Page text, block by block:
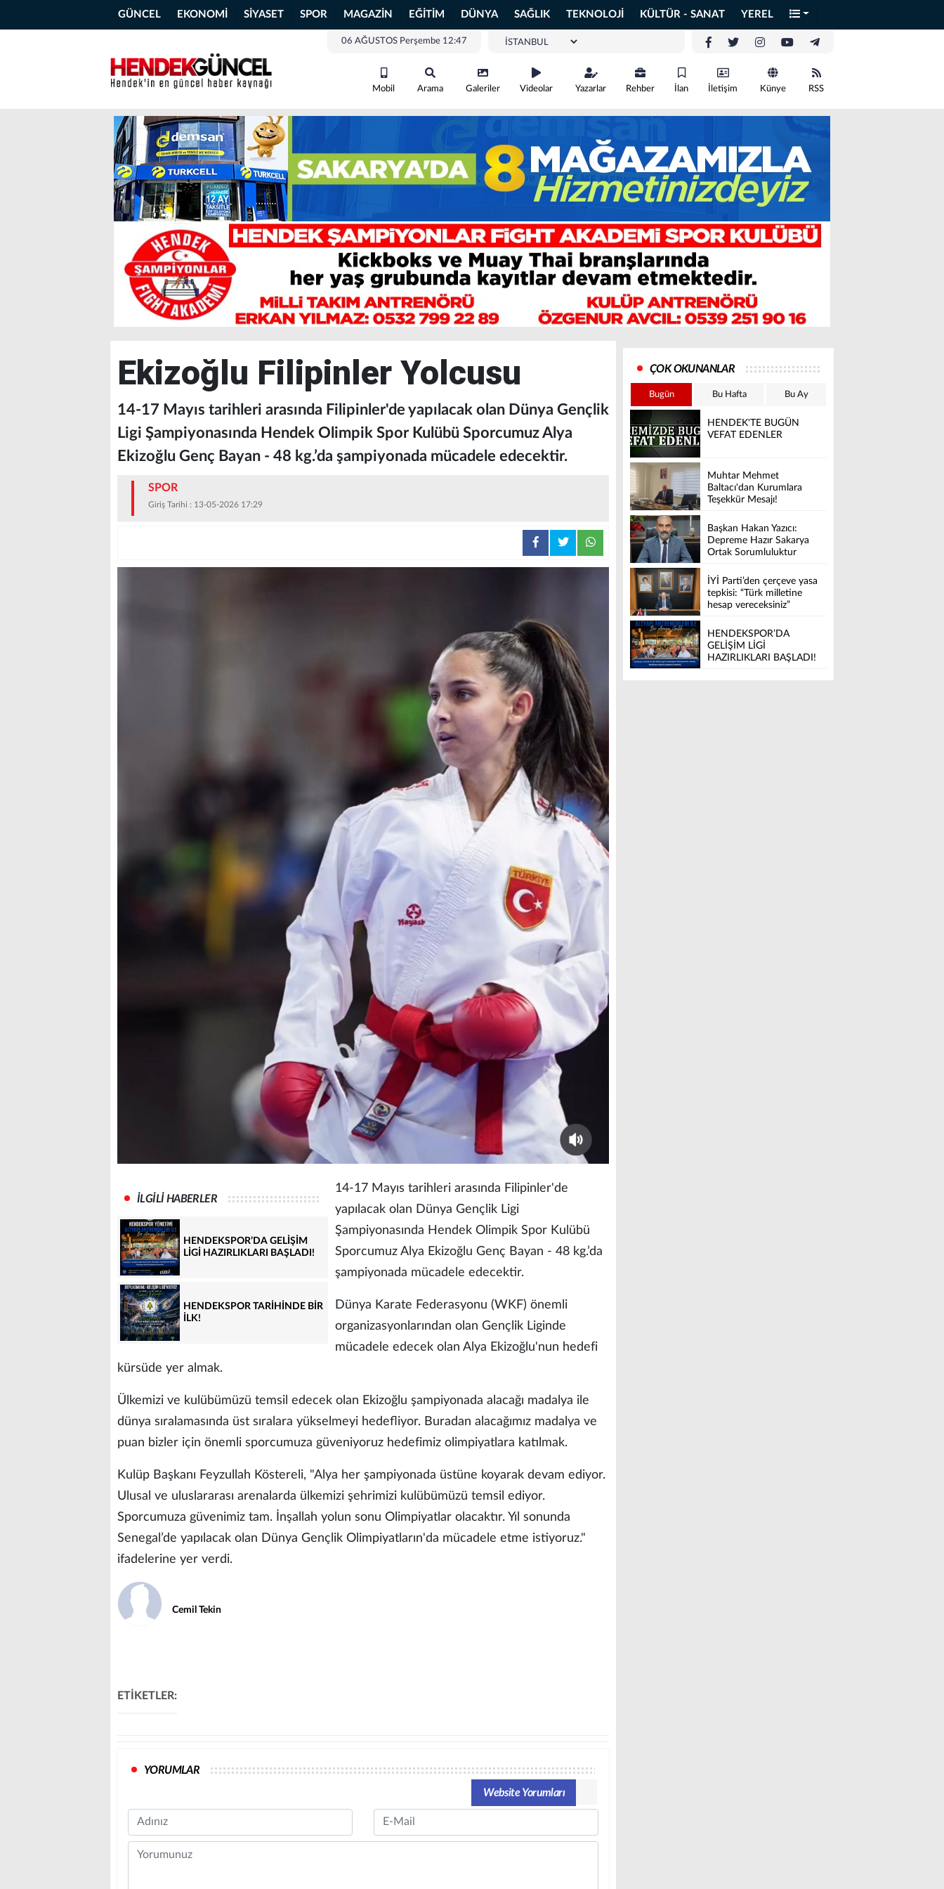
GÜNCEL EKONOMİ SİYASET SPOR MAGAZİN EĞİTİM DÜNYA SAĞLIK TEKNOLOJİ KÜLTÜR - SANAT YEREL
06 AĞUSTOS Perşembe 12:47
Mobil Arama Galeriler Videolar Yazarlar Rehber İlan İletişim Künye RSS
Ekizoğlu Filipinler Yolcusu
14-17 Mayıs tarihleri arasında Filipinler'de yapılacak olan Dünya Gençlik
Ligi Şampiyonasında Hendek Olimpik Spor Kulübü Sporcumuz Alya
Ekizoğlu Genç Bayan - 48 kg.’da şampiyonada mücadele edecektir.
SPOR
Giriş Tarihi : 13-05-2026 17:29
İLGİLİ HABERLER
HENDEKSPOR’DA GELİŞİM
LİGİ HAZIRLIKLARI BAŞLADI!
HENDEKSPOR TARİHİNDE BİR
İLK!
14-17 Mayıs tarihleri arasında Filipinler'de
yapılacak olan Dünya Gençlik Ligi
Şampiyonasında Hendek Olimpik Spor Kulübü
Sporcumuz Alya Ekizoğlu Genç Bayan - 48 kg.’da
şampiyonada mücadele edecektir.
Dünya Karate Federasyonu (WKF) önemli
organizasyonlarından olan Gençlik Liginde
mücadele edecek olan Alya Ekizoğlu'nun hedefi
kürsüde yer almak.
Ülkemizi ve kulübümüzü temsil edecek olan Ekizoğlu şampiyonada alacağı madalya ile
dünya sıralamasında üst sıralara yükselmeyi hedefliyor. Buradan alacağımız madalya ve
puan bizler için önemli sporcumuza güveniyoruz hedefimiz olimpiyatlara katılmak.
Kulüp Başkanı Feyzullah Köstereli, "Alya her şampiyonada üstüne koyarak devam ediyor.
Ulusal ve uluslararası arenalarda ülkemizi şehrimizi kulübümüzü temsil ediyor.
Sporcumuza güvenimiz tam. İnşallah yolun sonu Olimpiyatlar olacaktır. Yıl sonunda
Senegal’de yapılacak olan Dünya Gençlik Olimpiyatların'da mücadele etme istiyoruz."
ifadelerine yer verdi.
Cemil Tekin
ETİKETLER:
YORUMLAR
Website Yorumları
Name Email
Comment
ÇOK OKUNANLAR
Bugün Bu Hafta Bu Ay
HENDEK'TE BUGÜN
VEFAT EDENLER
Muhtar Mehmet
Baltacı'dan Kurumlara
Teşekkür Mesajı!
Başkan Hakan Yazıcı:
Depreme Hazır Sakarya
Ortak Sorumluluktur
İYİ Parti’den çerçeve yasa
tepkisi: “Türk milletine
hesap vereceksiniz”
HENDEKSPOR’DA
GELİŞİM LİGİ
HAZIRLIKLARI BAŞLADI!